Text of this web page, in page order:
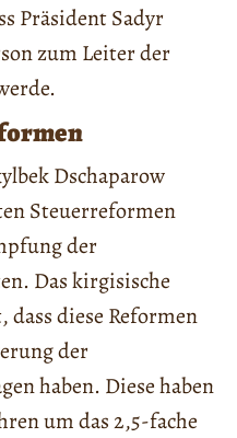
Präsident Sadyr
zum Leiter der
Dschaparow
Steuerreformen
der
Das kirgisische
dass diese Reformen
der
haben. Diese haben
um das 2,5-fache